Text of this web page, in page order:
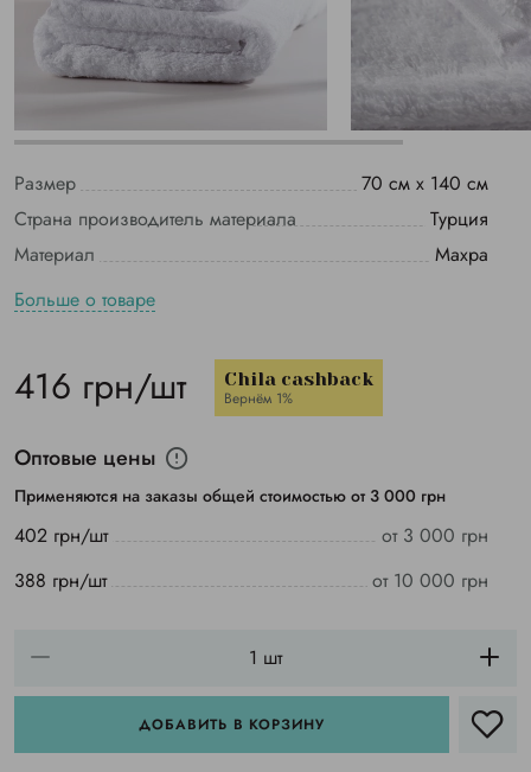
Размер
70 см х 140 см
Страна производитель материала
Турция
Материал
Махра
Больше о товаре
416 грн/шт Chila cashback
Вернём 1%
Оптовые цены
Применяются на заказы общей стоимостью от 3 000 грн
402 грн/шт
от 3 000 грн
388 грн/шт
от 10 000 грн
ДОБАВИТЬ В КОРЗИНУ